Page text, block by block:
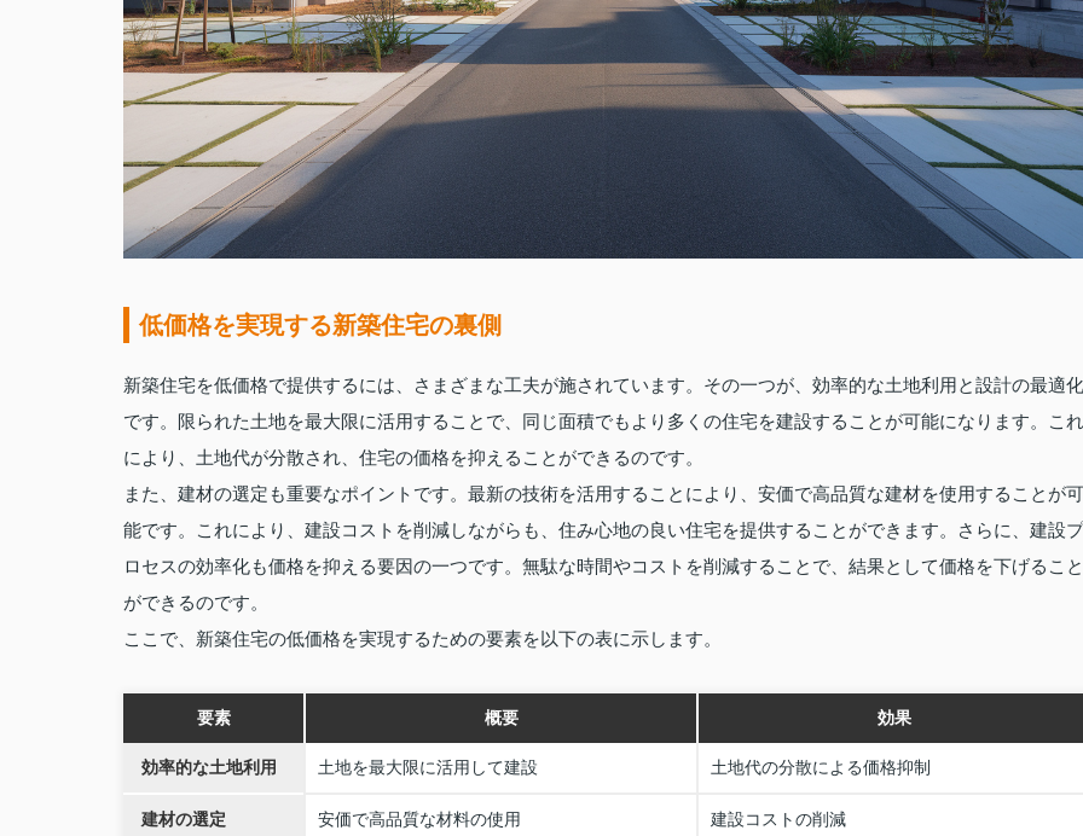
低価格を実現する新築住宅の裏側
新築住宅を低価格で提供するには、さまざまな工夫が施されています。その一つが、効率的な土地利用と設計の最適化
です。限られた土地を最大限に活用することで、同じ面積でもより多くの住宅を建設することが可能になります。これ
により、土地代が分散され、住宅の価格を抑えることができるのです。
また、建材の選定も重要なポイントです。最新の技術を活用することにより、安価で高品質な建材を使用することが可
能です。これにより、建設コストを削減しながらも、住み心地の良い住宅を提供することができます。さらに、建設プ
ロセスの効率化も価格を抑える要因の一つです。無駄な時間やコストを削減することで、結果として価格を下げること
ができるのです。
ここで、新築住宅の低価格を実現するための要素を以下の表に示します。
要素 概要 効果
効率的な土地利用 土地を最大限に活用して建設 土地代の分散による価格抑制
建材の選定 安価で高品質な材料の使用 建設コストの削減